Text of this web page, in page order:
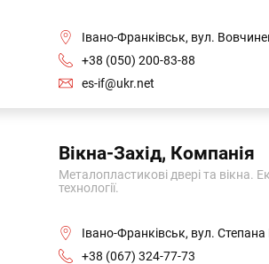
Івано-Франківськ, вул.
+38 (050) 200-83-88
es-if@ukr.net
Вікна-Захід, Компанія
Металопластикові двері та вікна.
технології.
Івано-Франківськ, вул.
+38 (067) 324-77-73